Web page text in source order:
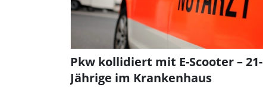
Pkw kollidiert mit E-Scooter – 21-
Jährige im Krankenhaus